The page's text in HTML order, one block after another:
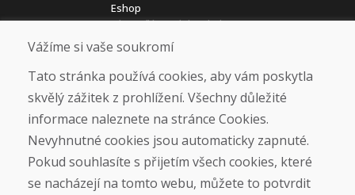
Eshop
Jak posíláme elektrokola
Obchodní podmínky
Doprava
Platba
Vrácení a výměna zboží
Ochrana osobních údajů
Cookies
Sociální sítě
Vážíme si vaše soukromí
Tato stránka používá cookies, aby vám poskytla
skvělý zážitek z prohlížení. Všechny důležité
informace naleznete na stránce Cookies.
Nevyhnutné cookies jsou automaticky zapnuté.
Pokud souhlasíte s přijetím všech cookies, které
se nacházejí na tomto webu, můžete to potvrdit